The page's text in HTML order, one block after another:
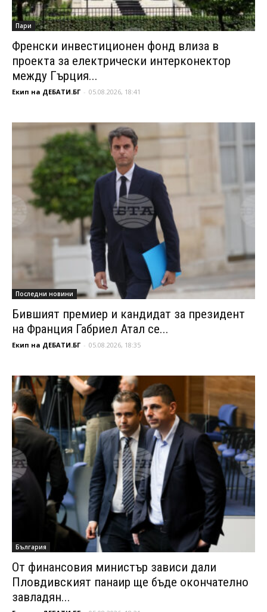
Пари
Френски инвестиционен фонд влиза в
проекта за електрически интерконектор
между Гърция...
Екип на ДЕБАТИ.БГ - 05.08.2026, 18:41
Последни новини
Бившият премиер и кандидат за президент
на Франция Габриел Атал се...
Екип на ДЕБАТИ.БГ - 05.08.2026, 18:35
България
От финансовия министър зависи дали
Пловдивският панаир ще бъде окончателно
завладян...